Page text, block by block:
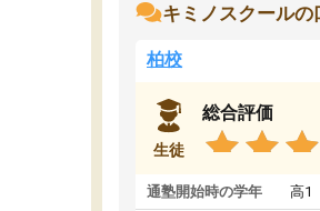
キミノスクールの
柏校
生徒
総合評価
通塾開始時の学年 高1